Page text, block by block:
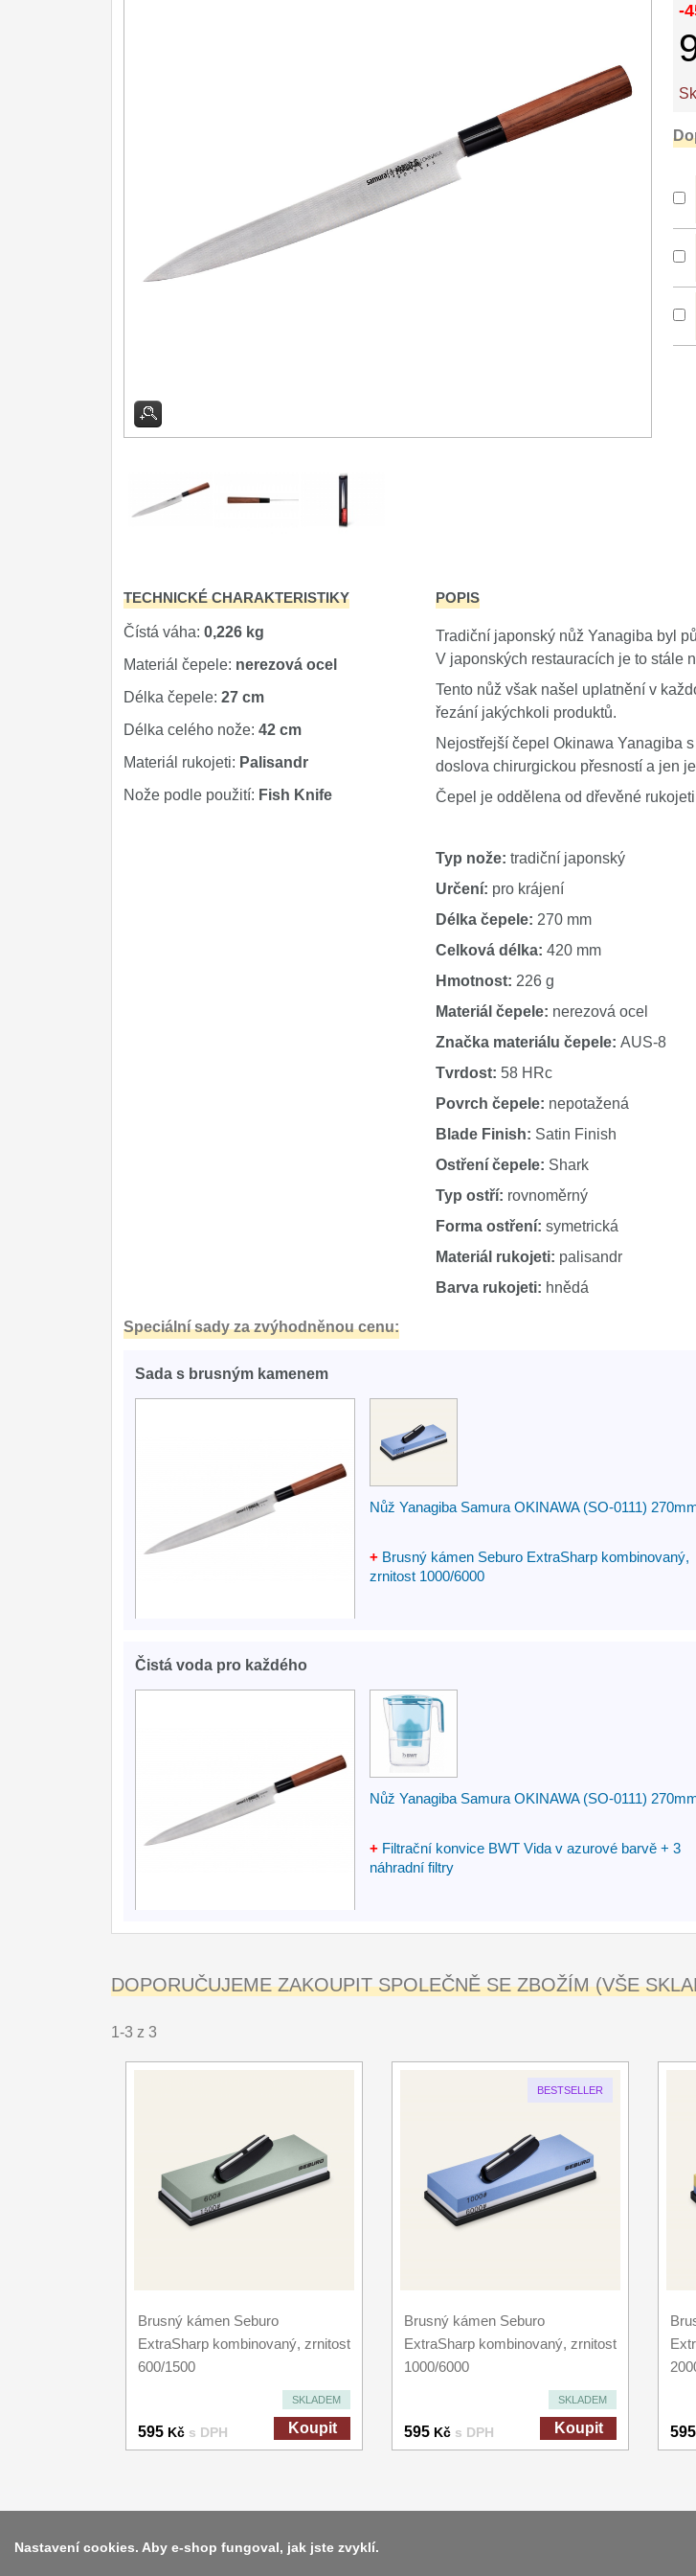
27
Sekáčky a speciální nože
Dřezové baterie
DOMÁCNOST
Doprodej
-
TECHNICKÉ CHARAKTERISTIKY
Čístá váha: 0,226 kg
Materiál čepele: nerezová ocel
Délka čepele: 27 cm
Délka celého nože: 42 cm
Materiál rukojeti: Palisandr
Nože podle použití: Fish Knife
POPIS
Tradiční japonský nůž Yanagiba byl
V japonských restauracích je to stále
Tento nůž však našel uplatnění v
řezání jakýchkoli produktů.
Nejostřejší čepel Okinawa Yanagiba
doslova chirurgickou přesností a jen
Čepel je oddělena od dřevěné
Typ nože: tradiční japonský
Určení: pro krájení
Délka čepele: 270 mm
Celková délka: 420 mm
Hmotnost: 226 g
Materiál čepele: nerezová ocel
Značka materiálu čepele: AUS-8
Tvrdost: 58 HRc
Povrch čepele: nepotažená
Blade Finish: Satin Finish
Ostření čepele: Shark
Typ ostří: rovnoměrný
Forma ostření: symetrická
Materiál rukojeti: palisandr
Barva rukojeti: hnědá
Speciální sady za zvýhodněnou cenu:
Sada s brusným kamenem
Nůž Yanagiba Samura OKINAWA (SO-0111)
+ Brusný kámen Seburo ExtraSharp kombinovaný,
zrnitost 1000/6000
Čistá voda pro každého
Nůž Yanagiba Samura OKINAWA (SO-0111)
+ Filtrační konvice BWT Vida v azurové barvě + 3
náhradní filtry
DOPORUČUJEME ZAKOUPIT SPOLEČNĚ SE ZBOŽÍM (VŠE
1-3 z 3
Brusný kámen Seburo
ExtraSharp kombinovaný, zrnitost
600/1500
SKLADEM
595 Kč s DPH Koupit
BESTSELLER
Brusný kámen Seburo
ExtraSharp kombinovaný, zrnitost
1000/6000
SKLADEM
595 Kč s DPH Koupit 595
Nastavení cookies. Aby e-shop fungoval, jak jste zvyklí.